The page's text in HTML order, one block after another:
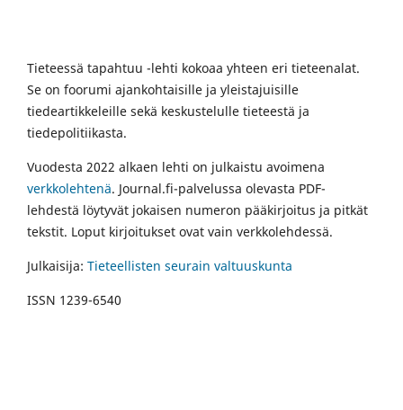
Tieteessä tapahtuu -lehti kokoaa yhteen eri tieteenalat.
Se on foorumi ajankohtaisille ja yleistajuisille
tiedeartikkeleille sekä keskustelulle tieteestä ja
tiedepolitiikasta.
Vuodesta 2022 alkaen lehti on julkaistu avoimena
verkkolehtenä. Journal.fi-palvelussa olevasta PDF-
lehdestä löytyvät jokaisen numeron pääkirjoitus ja pitkät
tekstit. Loput kirjoitukset ovat vain verkkolehdessä.
Julkaisija: Tieteellisten seurain valtuuskunta
ISSN 1239-6540